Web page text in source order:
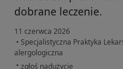
dobrane leczenie.
11 czerwca 2026
• Specjalistyczna Praktyka
alergologiczna
• w opinii użytkownika Olha S.
zgłoś nadużycie